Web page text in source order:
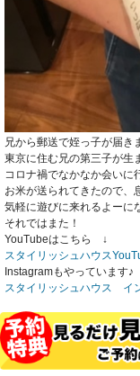
兄から郵送で姪っ子が届き
東京に住む兄の第三子が生
コロナ禍でなかなか会いに
お米が送られてきたので、
気軽に遊びに来れるよーに
それではまた！
YouTubeはこちら ↓
スタイリッシュハウス
Instagramもやっています
スタイリッシュハウス イ